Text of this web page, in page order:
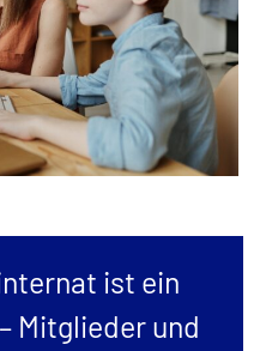
ist ein
Mitglieder und